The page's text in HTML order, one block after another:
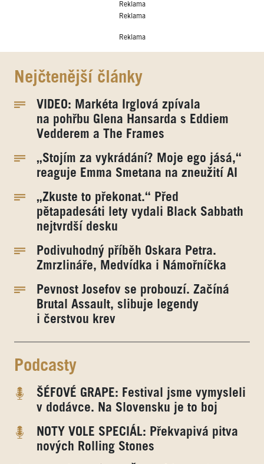
Reklama
Reklama
Reklama
Nejčtenější články
VIDEO: Markéta Irglová zpívala
na pohřbu Glena Hansarda s Eddiem
Vedderem a The Frames
„Stojím za vykrádání? Moje ego jásá,“
reaguje Emma Smetana na zneužití AI
„Zkuste to překonat.“ Před
pětapadesáti lety vydali Black Sabbath
nejtvrdší desku
Podivuhodný příběh Oskara Petra.
Zmrzlináře, Medvídka i Námořníčka
Pevnost Josefov se probouzí. Začíná
Brutal Assault, slibuje legendy
i čerstvou krev
Podcasty
ŠÉFOVÉ GRAPE: Festival jsme vymysleli
v dodávce. Na Slovensku je to boj
NOTY VOLE SPECIÁL: Překvapivá pitva
nových Rolling Stones